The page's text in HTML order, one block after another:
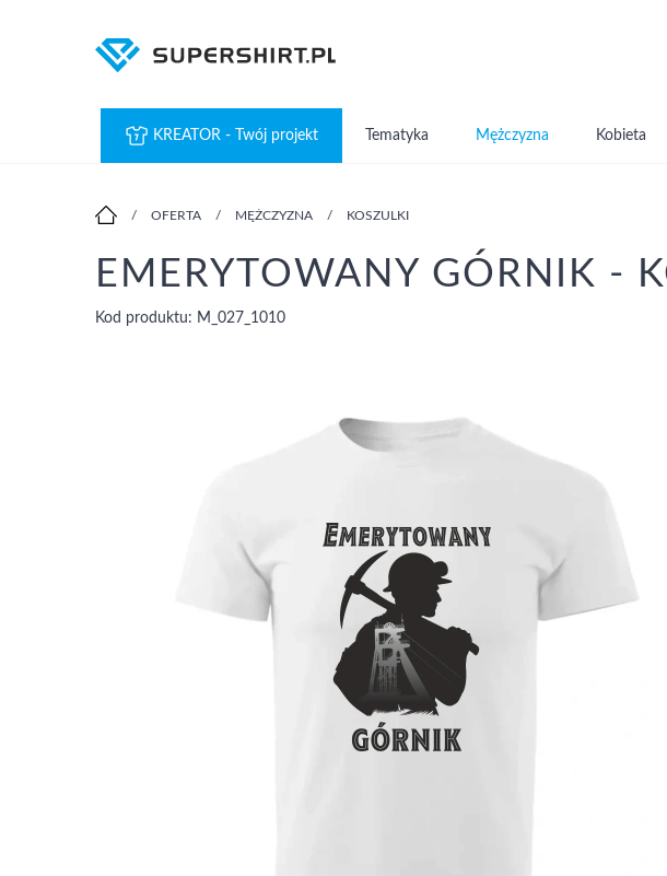
KREATOR - Twój projekt Tematyka Mężczyzna Kobieta
/ OFERTA / MĘŻCZYZNA / KOSZULKI
EMERYTOWANY GÓRNIK -
Kod produktu: M_027_1010